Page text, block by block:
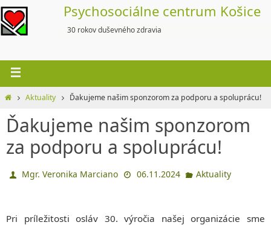
Skip
to
content
Psychosociálne centrum Košice
30 rokov duševného zdravia
HomeAktuality Ďakujeme našim sponzorom za podporu a spoluprácu!
Ďakujeme našim sponzorom
za podporu a spoluprácu!
Mgr. Veronika Marciano 06.11.2024 Aktuality
Pri príležitosti osláv 30. výročia našej organizácie sme